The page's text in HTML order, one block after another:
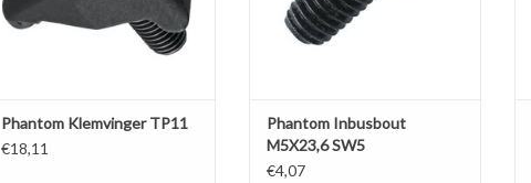
Phantom Klemvinger TP11
€18,11
Phantom Inbusbout
M5X23,6 SW5
€4,07